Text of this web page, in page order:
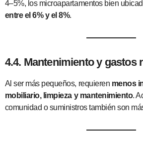
4–5%, los microapartamentos bien
entre el 6% y el 8%.
4.4. Mantenimiento y gastos
Al ser más pequeños, requieren menos
mobiliario, limpieza y mantenimiento.
comunidad o suministros también son